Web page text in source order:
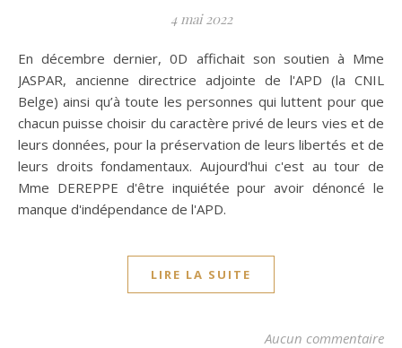
4 mai 2022
En décembre dernier, 0D affichait son soutien à Mme
JASPAR, ancienne directrice adjointe de l'APD (la CNIL
Belge) ainsi qu’à toute les personnes qui luttent pour que
chacun puisse choisir du caractère privé de leurs vies et de
leurs données, pour la préservation de leurs libertés et de
leurs droits fondamentaux. Aujourd'hui c'est au tour de
Mme DEREPPE d'être inquiétée pour avoir dénoncé le
manque d'indépendance de l'APD.
LIRE LA SUITE
Aucun commentaire